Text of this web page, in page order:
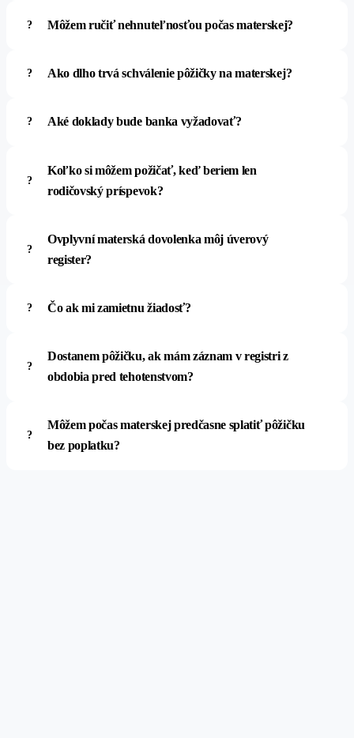
Môžem ručiť nehnuteľnosťou počas materskej?
Ako dlho trvá schválenie pôžičky na materskej?
Aké doklady bude banka vyžadovať?
Koľko si môžem požičať, keď beriem len
rodičovský príspevok?
Ovplyvní materská dovolenka môj úverový
register?
Čo ak mi zamietnu žiadosť?
Dostanem pôžičku, ak mám záznam v registri z
obdobia pred tehotenstvom?
Môžem počas materskej predčasne splatiť pôžičku
bez poplatku?